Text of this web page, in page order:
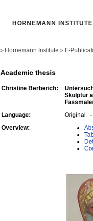
HORNEMANN INSTITUTE
> Hornemann Institute > E-
Academic thesis
Christine Berberich:
Skulptur
Language: Original -
Overview: